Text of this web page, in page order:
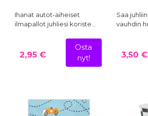
Ihanat autot-aiheiset
ilmapallot juhliesi koriste…
2,95 €
Osta
nyt!
Saa
vauhdin
3,50 €